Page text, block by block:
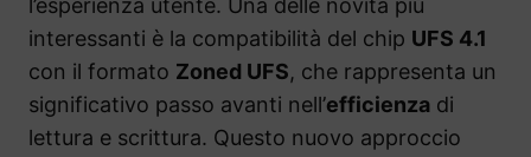
l’esperienza utente. Una delle novità più
interessanti è la compatibilità del chip UFS 4.1
con il formato Zoned UFS, che rappresenta un
significativo passo avanti nell’efficienza di
lettura e scrittura. Questo nuovo approccio